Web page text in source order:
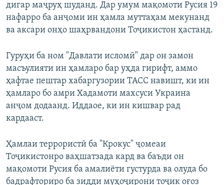
дигар маҷруҳ шуданд. Дар умум мақомоти Русия 19
нафарро ба анҷоми ин ҳамла муттаҳам мекунанд
ва аксари онҳо шаҳрвандони Тоҷикистон ҳастанд.
Гуруҳи ба ном "Давлати исломӣ" дар он замон
масъулияти ин ҳамларо бар уҳда гирифт, аммо
ҳафтае пештар хабаргузории ТАСС навишт, ки ин
ҳамларо бо амри Хадамоти махсуси Украина
анҷом додаанд. Иддаое, ки ин кишвар рад
кардааст.
Ҳамлаи террористӣ ба "Крокус" ҷомеаи
Тоҷикистонро ваҳшатзада кард ва баъди он
мақомоти Русия ба амалиёти густурда ва олуда бо
бадрафториро ба зидди муҳоҷирони тоҷик оғоз